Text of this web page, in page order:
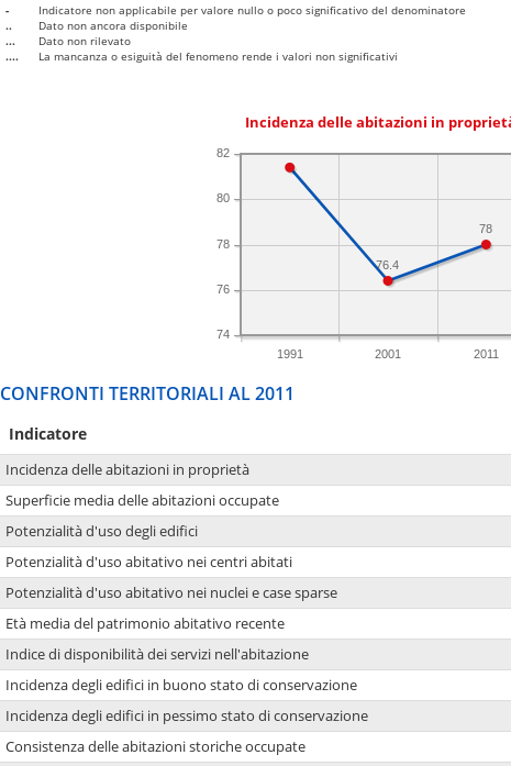
-
Indicatore non applicabile per valore nullo o poco significativo del denominatore
..
Dato non ancora disponibile
...
Dato non rilevato
....
La mancanza o esiguità del fenomeno rende i valori non significativi
Incidenza delle abitazioni in
1991 2001 2011
74
76
78
80
82
78
76.4
CONFRONTI TERRITORIALI AL 2011
Indicatore
Incidenza delle abitazioni in proprietà
Superficie media delle abitazioni occupate
Potenzialità d'uso degli edifici
Potenzialità d'uso abitativo nei centri abitati
Potenzialità d'uso abitativo nei nuclei e case sparse
Età media del patrimonio abitativo recente
Indice di disponibilità dei servizi nell'abitazione
Incidenza degli edifici in buono stato di conservazione
Incidenza degli edifici in pessimo stato di conservazione
Consistenza delle abitazioni storiche occupate